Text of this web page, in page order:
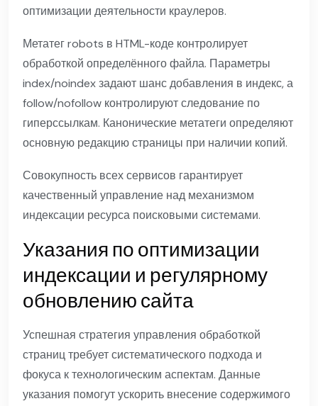
оптимизации деятельности краулеров.
Метатег robots в HTML-коде контролирует
обработкой определённого файла. Параметры
index/noindex задают шанс добавления в индекс, а
follow/nofollow контролируют следование по
гиперссылкам. Канонические метатеги определяют
основную редакцию страницы при наличии копий.
Совокупность всех сервисов гарантирует
качественный управление над механизмом
индексации ресурса поисковыми системами.
Указания по оптимизации
индексации и регулярному
обновлению сайта
Успешная стратегия управления обработкой
страниц требует систематического подхода и
фокуса к технологическим аспектам. Данные
указания помогут ускорить внесение содержимого